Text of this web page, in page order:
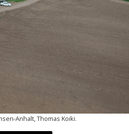
Anhalt, Thomas Koiki.